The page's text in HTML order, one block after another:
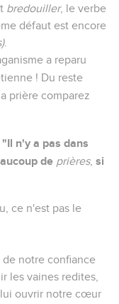
bredouiller, le verbe
défaut est encore
.
a reparu
! Du reste
prière comparez
"Il n'y a pas dans
de prières, si
ce n'est pas le
notre confiance
les vaines redites,
lui ouvrir notre cœur